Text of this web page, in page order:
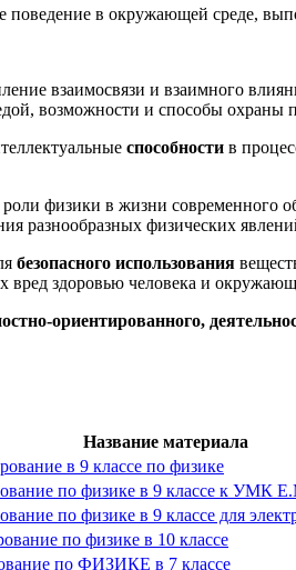
поведение в окружающей среде,
взаимосвязи и взаимного
возможности и способы охраны
способности в
физики в жизни современного
разнообразных физических
безопасного использования
здоровью человека и
ориентированного,
Название материала
в 9 классе по физике
по физике в 9 классе к
по физике в 9 классе для
по физике в 10 классе
по ФИЗИКЕ в 7 классе